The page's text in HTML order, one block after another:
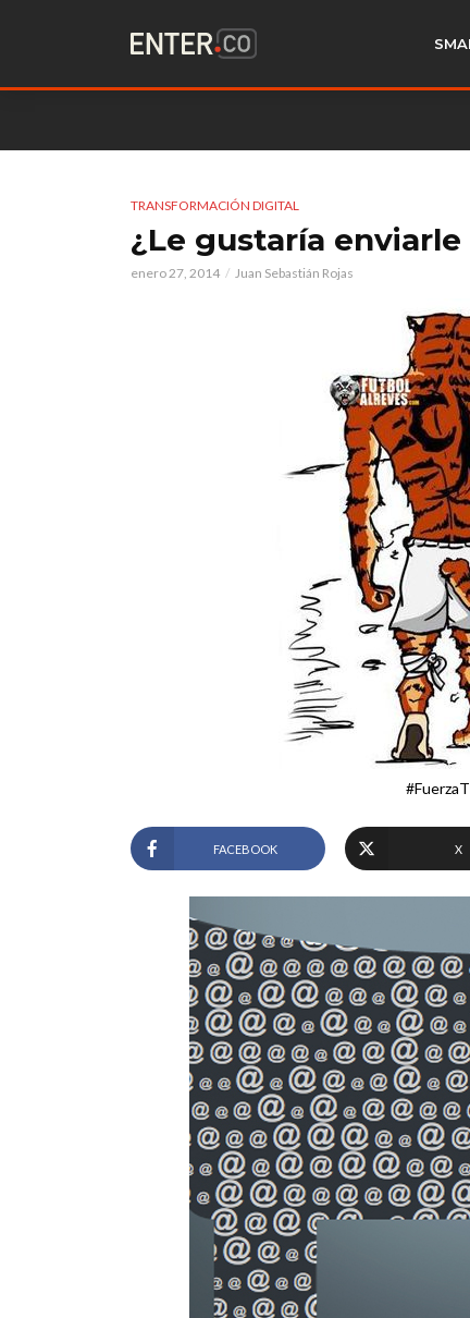
TRANSFORMACIÓN DIGITAL
¿Le gustaría enviarle
enero 27, 2014 Juan Sebastián Rojas
FACEBOOK X